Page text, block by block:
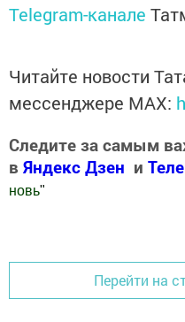
Telegram-канале
Читайте новости
мессенджере MАХ:
Следите за самым
в Яндекс Дзен и
новь"
Перейти на